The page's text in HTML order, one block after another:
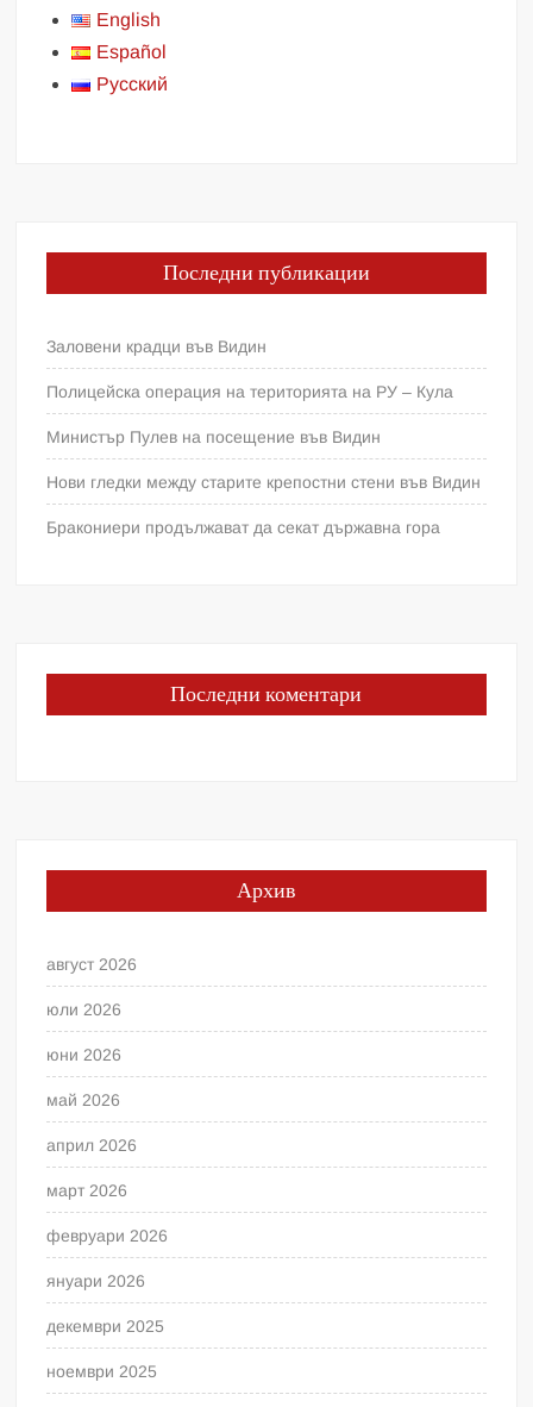
English
Español
Русский
Последни публикации
Заловени крадци във Видин
Полицейска операция на територията на РУ – Кула
Министър Пулев на посещение във Видин
Нови гледки между старите крепостни стени във Видин
Бракониери продължават да секат държавна гора
Последни коментари
Архив
август 2026
юли 2026
юни 2026
май 2026
април 2026
март 2026
февруари 2026
януари 2026
декември 2025
ноември 2025